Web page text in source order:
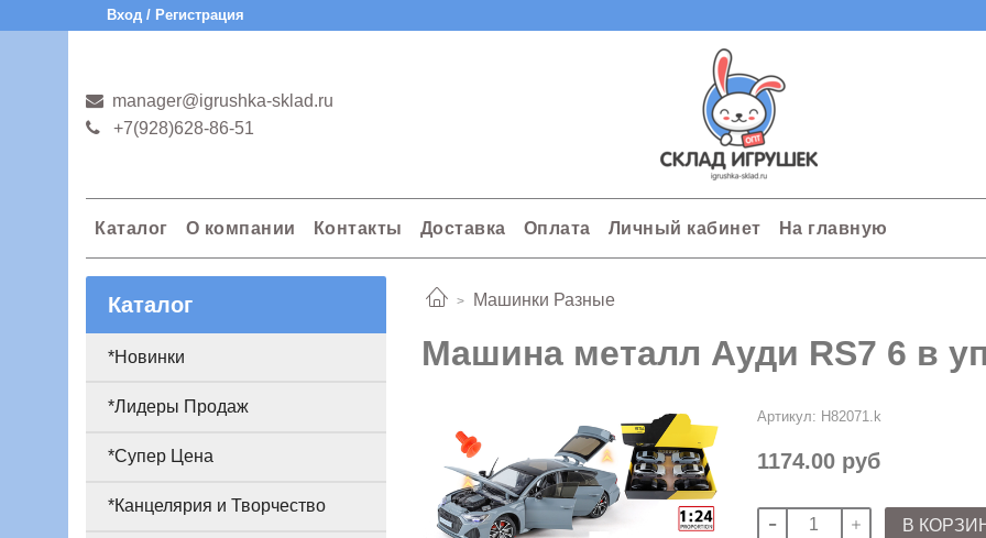
Вход / Регистрация
manager@igrushka-sklad.ru
+7(928)628-86-51
Каталог О компании Контакты Доставка Оплата Личный кабинет На главную
Машинки Разные
Машина металл Ауди RS7 6 в
Артикул: H82071.k
1174.00 руб
В
Каталог
*Новинки
*Лидеры Продаж
*Супер Цена
*Канцелярия и Творчество